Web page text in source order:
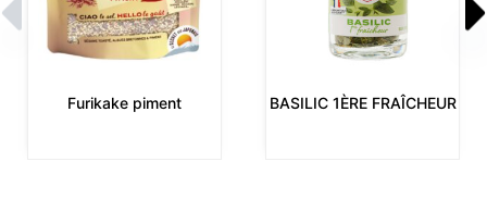
Furikake piment BASILIC 1ÈRE FRAÎCHEUR